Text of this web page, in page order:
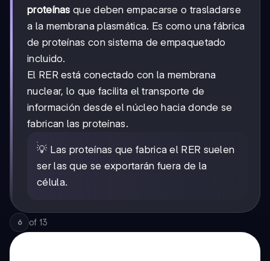
proteínas que deben empacarse o trasladarse
a la membrana plasmática. Es como una fábrica
de proteínas con sistema de empaquetado
incluido.
El RER está conectado con la membrana
nuclear, lo que facilita el transporte de
información desde el núcleo hacia donde se
fabrican las proteínas.
💡 Las proteínas que fabrica el RER suelen
ser las que se exportarán fuera de la
célula.
6 of 13